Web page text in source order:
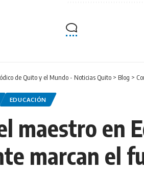
de Quito y el Mundo - Noticias Quito > Blog >
EDUCACIÓN
maestro en
marcan el